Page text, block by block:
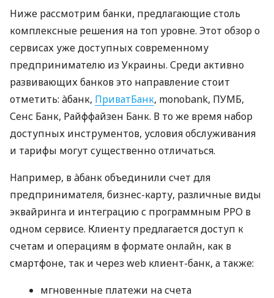
Ниже рассмотрим банки, предлагающие столь
комплексные решения на топ уровне. Этот обзор о
сервисах уже доступных современному
предпринимателю из Украины. Среди активно
развивающих банков это направление стоит
отметить: àбанк, ПриватБанк, monobank, ПУМБ,
Сенс Банк, Райффайзен Банк. В то же время набор
доступных инструментов, условия обслуживания
и тарифы могут существенно отличаться.
Например, в àбанк объединили счет для
предпринимателя, бизнес-карту, различные виды
эквайринга и интеграцию с программным РРО в
одном сервисе. Клиенту предлагается доступ к
счетам и операциям в формате онлайн, как в
смартфоне, так и через web клиент-банк, а также:
мгновенные платежи на счета